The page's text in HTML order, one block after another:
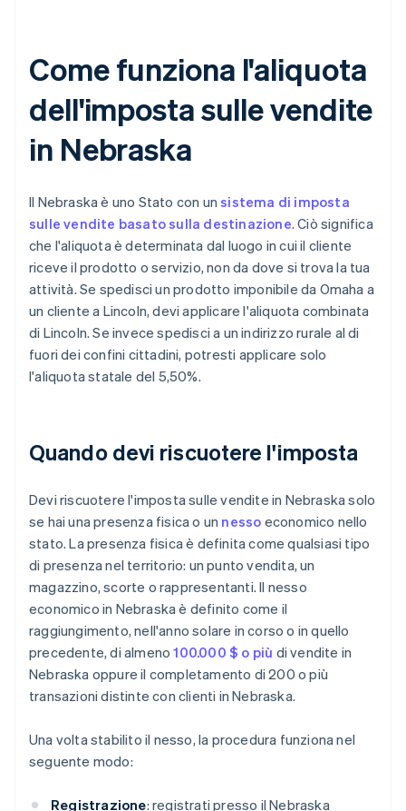
Come funziona l'aliquota
dell'imposta sulle vendite
in Nebraska
Il Nebraska è uno Stato con unsistema di imposta
sulle vendite basato sulla destinazione. Ciò significa
che l'aliquota è determinata dal luogo in cui il cliente
riceve il prodotto o servizio, non da dove si trova la tua
attività. Se spedisci un prodotto imponibile da Omaha a
un cliente a Lincoln, devi applicare l'aliquota combinata
di Lincoln. Se invece spedisci a un indirizzo rurale al di
fuori dei confini cittadini, potresti applicare solo
l'aliquota statale del 5,50%.
Quando devi riscuotere l'imposta
Devi riscuotere l'imposta sulle vendite in Nebraska solo
se hai una presenza fisica o un nesso economico nello
stato. La presenza fisica è definita come qualsiasi tipo
di presenza nel territorio: un punto vendita, un
magazzino, scorte o rappresentanti. Il nesso
economico in Nebraska è definito come il
raggiungimento, nell'anno solare in corso o in quello
precedente, di almeno100.000 $ o più di vendite in
Nebraska oppure il completamento di 200 o più
transazioni distinte con clienti in Nebraska.
Una volta stabilito il nesso, la procedura funziona nel
seguente modo:
Registrazione: registrati presso il Nebraska